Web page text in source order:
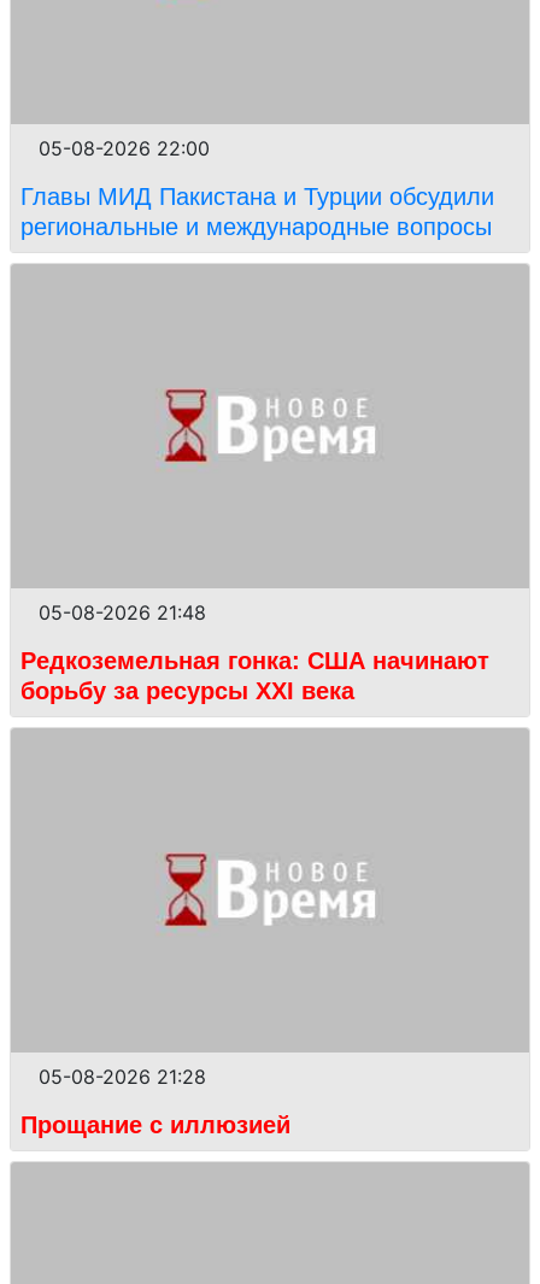
05-08-2026 22:00
Главы МИД Пакистана и Турции обсудили
региональные и международные вопросы
05-08-2026 21:48
Редкоземельная гонка: США начинают
борьбу за ресурсы XXI века
05-08-2026 21:28
Прощание с иллюзией